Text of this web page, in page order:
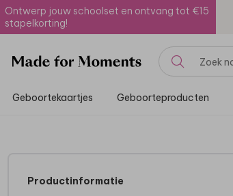
Ontwerp jouw schoolset en ontvang tot €15
stapelkorting!
Geboortekaartjes Geboorteproducten
Productinformatie